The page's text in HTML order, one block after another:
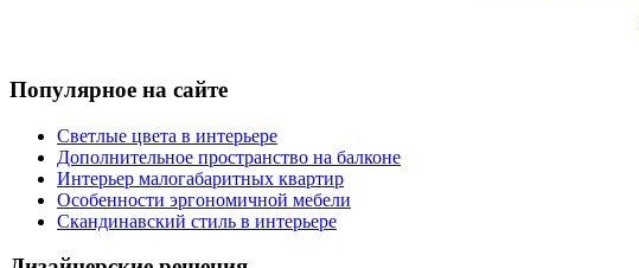
Популярное на сайте
Светлые цвета в интерьере
Дополнительное пространство на балконе
Интерьер малогабаритных квартир
Особенности эргономичной мебели
Скандинавский стиль в интерьере